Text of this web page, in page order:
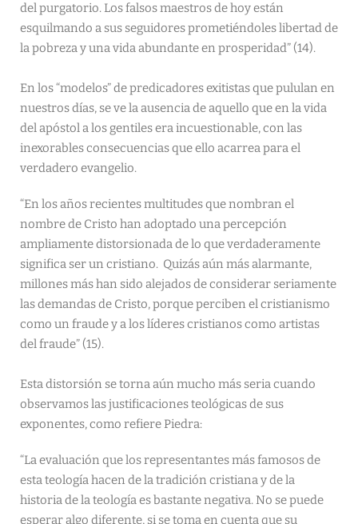
del purgatorio. Los falsos maestros de hoy están
esquilmando a sus seguidores prometiéndoles libertad de
la pobreza y una vida abundante en prosperidad” (14).
En los “modelos” de predicadores exitistas que pululan en
nuestros días, se ve la ausencia de aquello que en la vida
del apóstol a los gentiles era incuestionable, con las
inexorables consecuencias que ello acarrea para el
verdadero evangelio.
“En los años recientes multitudes que nombran el
nombre de Cristo han adoptado una percepción
ampliamente distorsionada de lo que verdaderamente
significa ser un cristiano. Quizás aún más alarmante,
millones más han sido alejados de considerar seriamente
las demandas de Cristo, porque perciben el cristianismo
como un fraude y a los líderes cristianos como artistas
del fraude” (15).
Esta distorsión se torna aún mucho más seria cuando
observamos las justificaciones teológicas de sus
exponentes, como refiere Piedra:
“La evaluación que los representantes más famosos de
esta teología hacen de la tradición cristiana y de la
historia de la teología es bastante negativa. No se puede
esperar algo diferente, si se toma en cuenta que su